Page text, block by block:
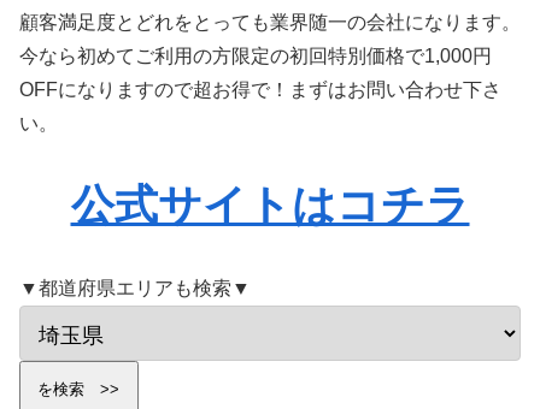
顧客満足度とどれをとっても業界随一の会社になります。
今なら初めてご利用の方限定の初回特別価格で1,000円
OFFになりますので超お得で！まずはお問い合わせ下さ
い。
公式サイトはコチラ
▼都道府県エリアも検索▼